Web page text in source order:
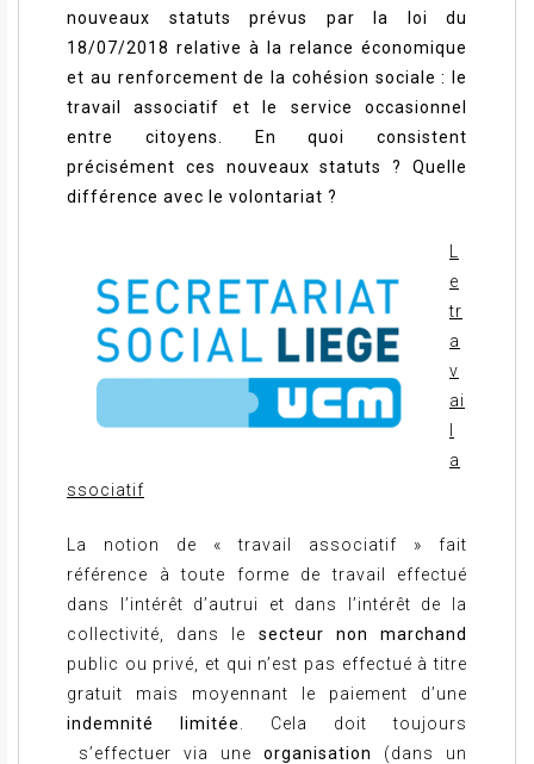
nouveaux statuts prévus par la loi du
18/07/2018 relative à la relance économique
et au renforcement de la cohésion sociale : le
travail associatif et le service occasionnel
entre citoyens. En quoi consistent
précisément ces nouveaux statuts ? Quelle
différence avec le volontariat ?
e
tr
a
v
ai
a
ssociatif
La notion de « travail associatif » fait
référence à toute forme de travail effectué
dans l’intérêt d’autrui et dans l’intérêt de la
collectivité, dans le secteur non marchand
public ou privé, et qui n’est pas effectué à titre
gratuit mais moyennant le paiement d’une
indemnité limitée
. Cela doit toujours
s’effectuer via une organisation (dans un